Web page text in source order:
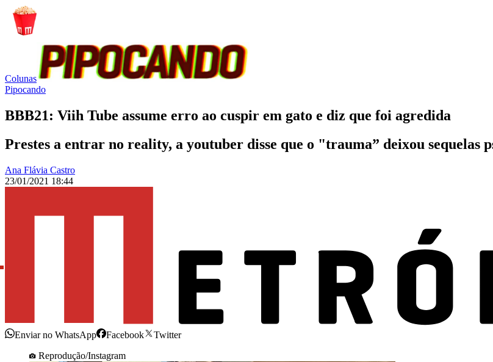
Colunas
Pipocando
BBB21: Viih Tube assume erro ao cuspir em gato e diz que foi agredida
Prestes a entrar no reality, a youtuber disse que o "trauma” deixou sequelas
Ana Flávia Castro
23/01/2021 18:44
Enviar no WhatsApp Facebook
Twitter
Reprodução/Instagram